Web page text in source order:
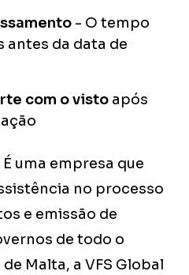
- O tempo
antes da data de
com o visto após
É uma empresa que
no processo
e emissão de
de todo o
Malta, a VFS Global